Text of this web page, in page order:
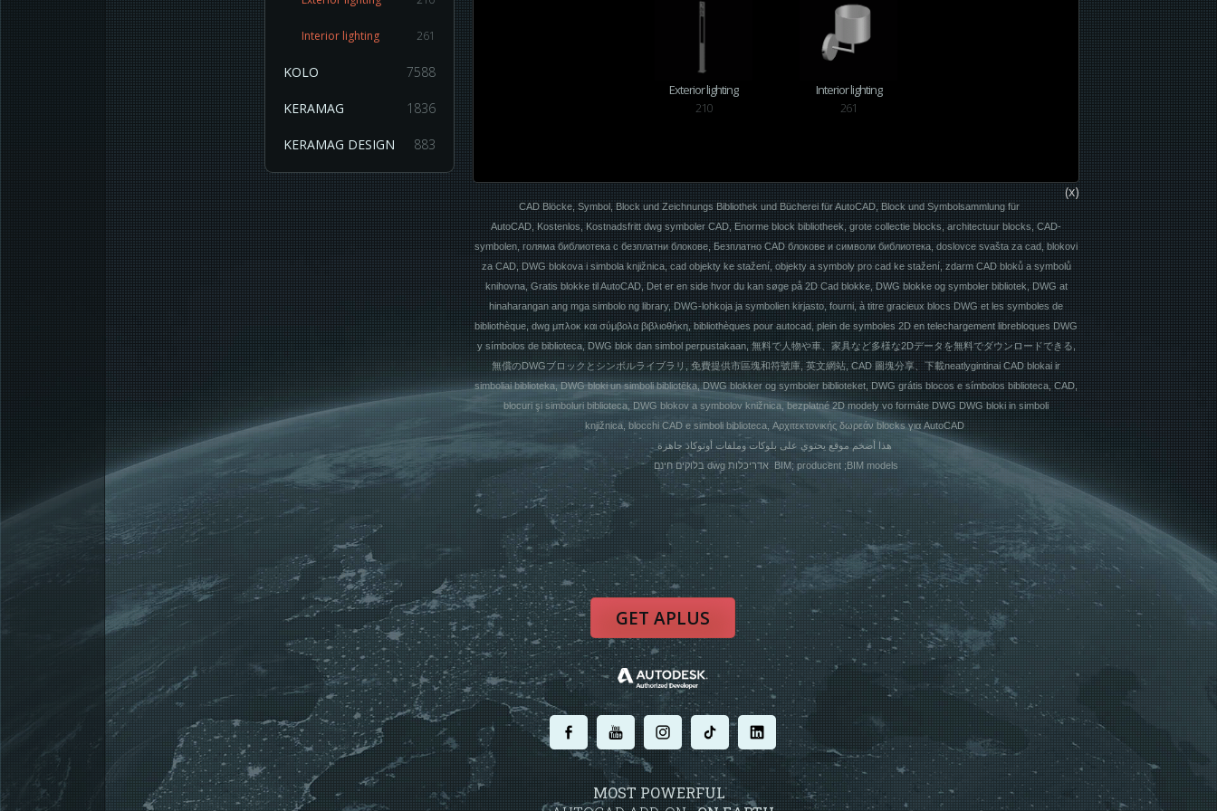
Interior lighting 261
KOLO 7588
KERAMAG 1836
KERAMAG DESIGN 883
Exterior lighting
210
Interior lighting
261
(x)
CAD Blöcke, Symbol, Block und Zeichnungs Bibliothek und Bücherei für AutoCAD, Block und Symbolsammlung für
AutoCAD, Kostenlos, Kostnadsfritt dwg symboler CAD, Enorme block bibliotheek, grote collectie blocks, architectuur blocks, CAD-
symbolen, голяма библиотека с безплатни блокове, Безплатно CAD блокове и символи библиотека, doslovce svašta za cad, blokovi
za CAD, DWG blokova i simbola knjižnica, cad objekty ke stažení, objekty a symboly pro cad ke stažení, zdarm CAD bloků a symbolů
knihovna, Gratis blokke til AutoCAD, Det er en side hvor du kan søge på 2D Cad blokke, DWG blokke og symboler bibliotek, DWG at
hinaharangan ang mga simbolo ng library, DWG-lohkoja ja symbolien kirjasto, fourni, à titre gracieux blocs DWG et les symboles de
bibliothèque, dwg μπλοκ και σύμβολα βιβλιοθήκη, bibliothèques pour autocad, plein de symboles 2D en telechargement librebloques DWG
y símbolos de biblioteca, DWG blok dan simbol perpustakaan, 無料で人物や車、家具など多様な2Dデータを無料でダウンロードできる,
無償のDWGブロックとシンボルライブラリ, 免費提供市區塊和符號庫, 英文網站, CAD 圖塊分享、下載neatlygintinai CAD blokai ir
simboliai biblioteka, DWG bloki un simboli bibliotēka, DWG blokker og symboler biblioteket, DWG grátis blocos e símbolos biblioteca, CAD,
blocuri şi simboluri biblioteca, DWG blokov a symbolov knižnica, bezplatné 2D modely vo formáte DWG DWG bloki in simboli
knjižnica, blocchi CAD e simboli biblioteca, Αρχιτεκτονικής δωρεάν blocks για AutoCAD
בלוקים חינם dwg אדריכלות BIM; producent ;BIM models
GET APLUS
. . . . .
MOST POWERFUL